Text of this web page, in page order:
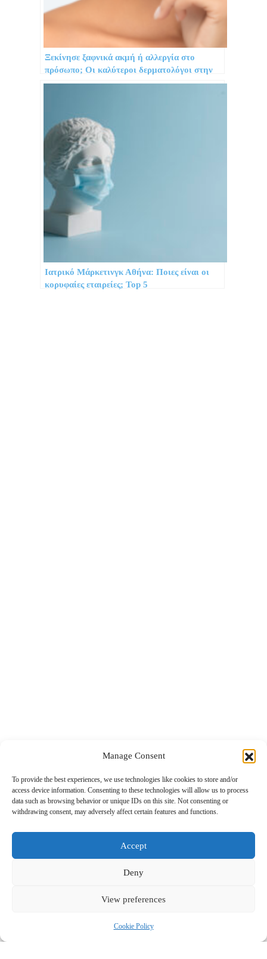
Manage Consent
To provide the best experiences, we use technologies like cookies to store and/or
access device information. Consenting to these technologies will allow us to process
data such as browsing behavior or unique IDs on this site. Not consenting or
withdrawing consent, may adversely affect certain features and functions.
Accept
Deny
View preferences
Cookie Policy
Ξεκίνησε ξαφνικά ακμή ή αλλεργία στο
πρόσωπο; Οι καλύτεροι δερματολόγοι στην
Αθήνα
Ιατρικό Μάρκετινγκ Αθήνα: Ποιες είναι οι
κορυφαίες εταιρείες; Top 5
Το περιεχόμενο στο www.nextravel.gr προορίζεται αποκλειστικά
για προσωπική χρήση από τους επισκέπτες. Η χρήση ή η διάδοση,
είτε τροποποιημένη είτε αμετάβλητη, σε οποιαδήποτε μορφή,
εκδότη.